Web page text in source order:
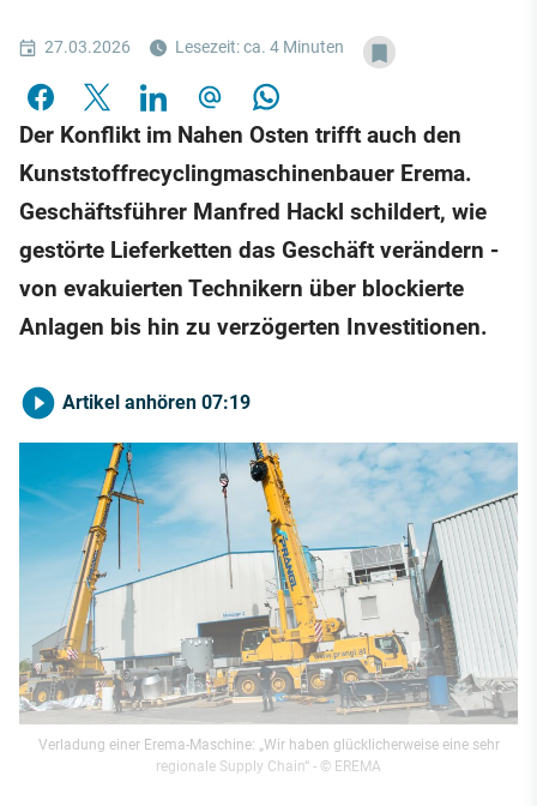
27.03.2026 Lesezeit: ca. 4 Minuten
Der Konflikt im Nahen Osten trifft auch den
Kunststoffrecyclingmaschinenbauer Erema.
Geschäftsführer Manfred Hackl schildert, wie
gestörte Lieferketten das Geschäft verändern -
von evakuierten Technikern über blockierte
Anlagen bis hin zu verzögerten Investitionen.
Artikel anhören 07:19
Verladung einer Erema-Maschine: „Wir haben glücklicherweise eine sehr
regionale Supply Chain“ - © EREMA